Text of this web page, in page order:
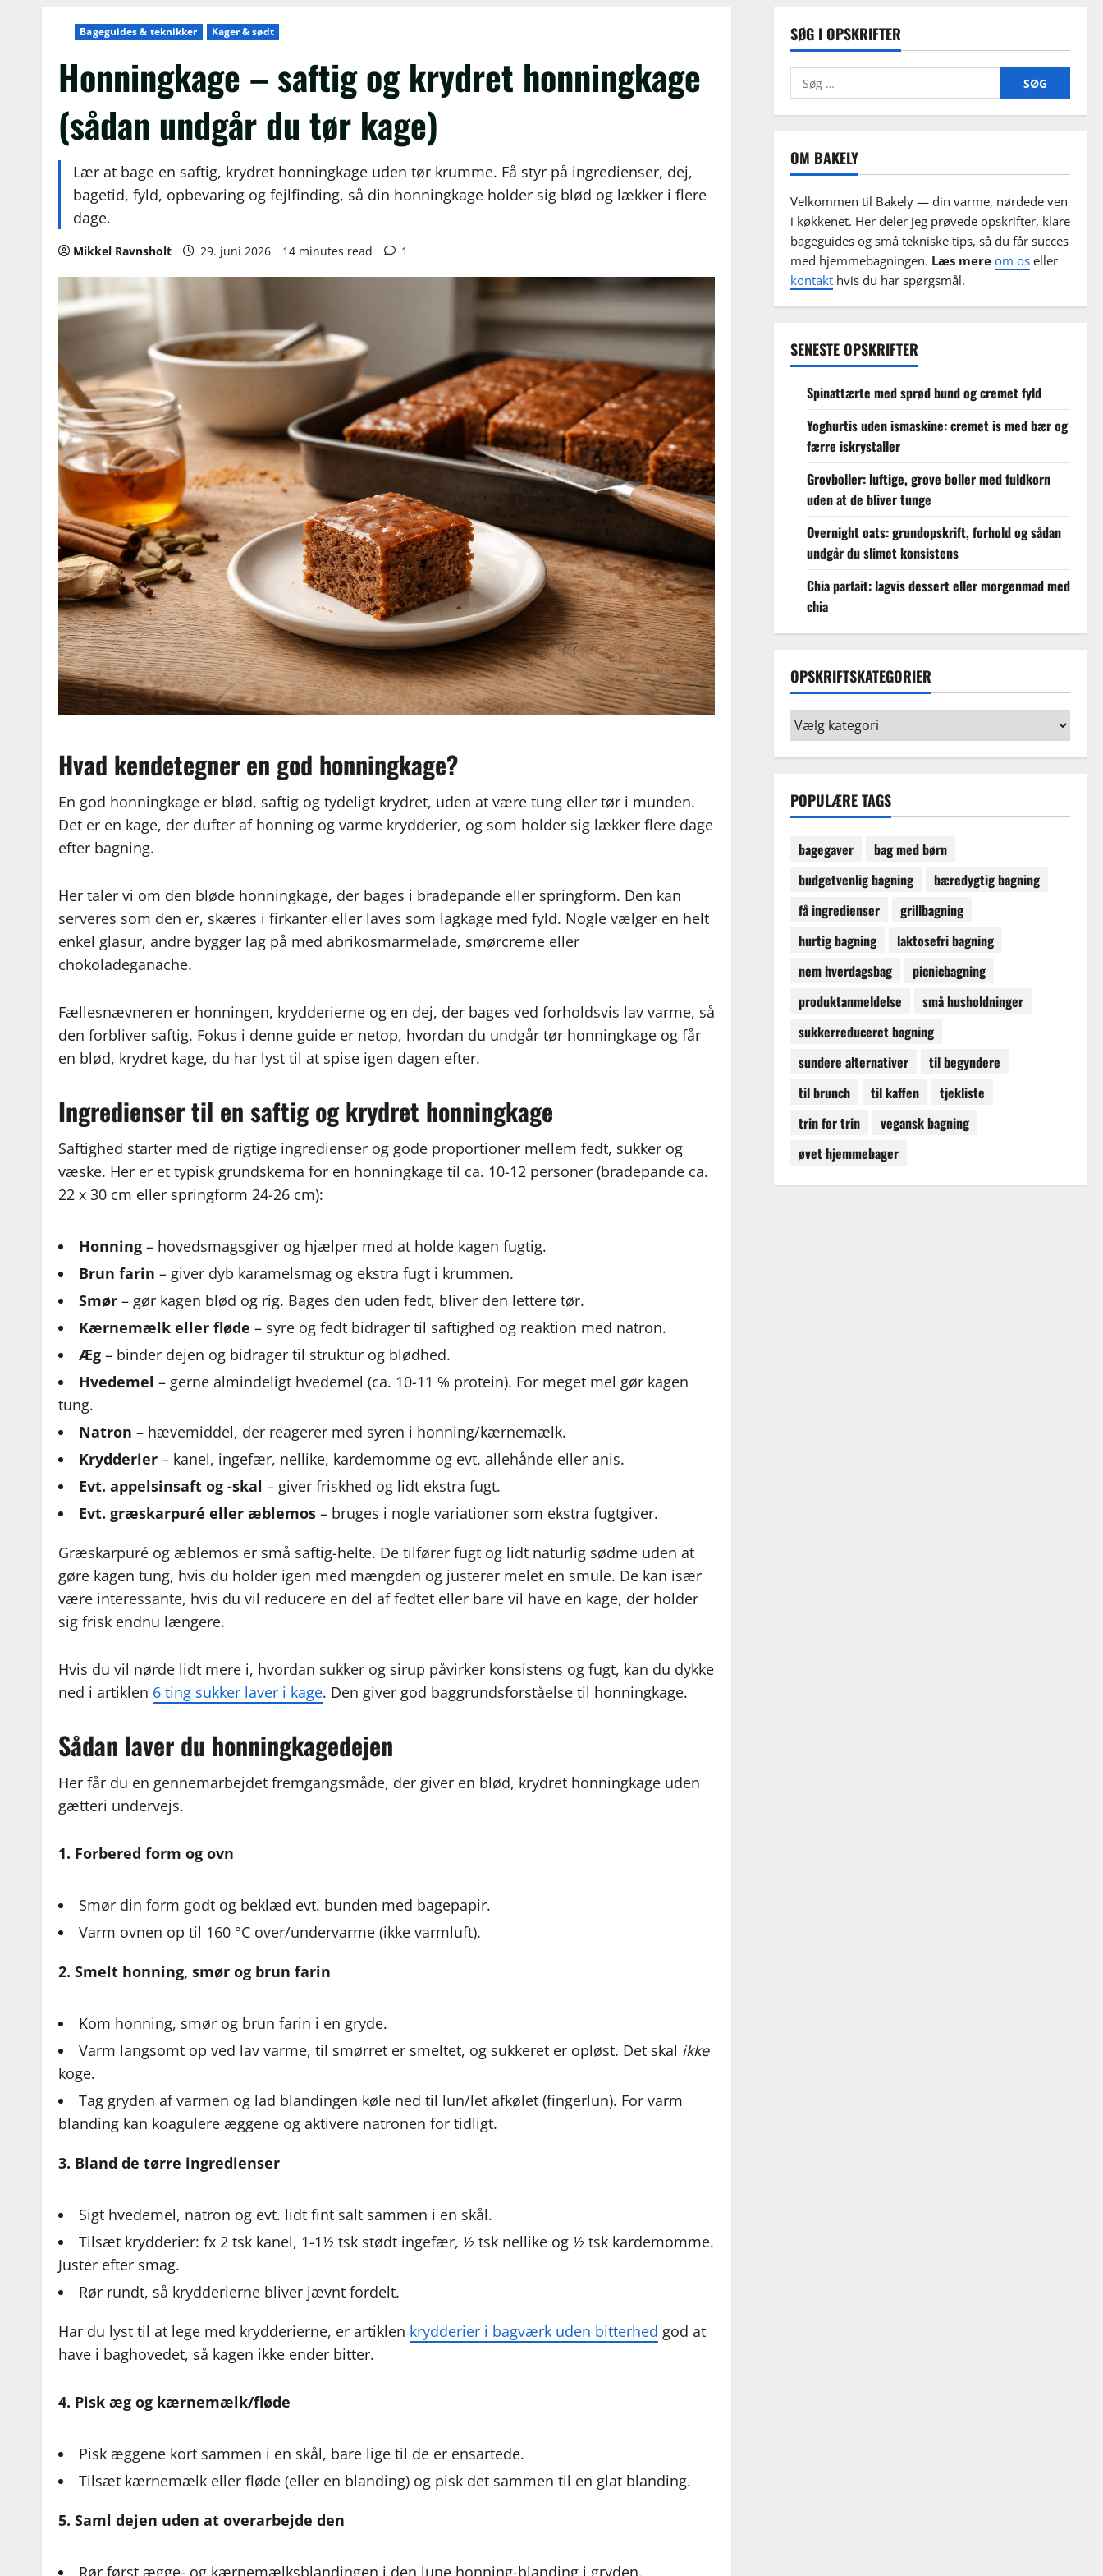
Bageguides & teknikker Kager & sødt
Honningkage – saftig og krydret honningkage
(sådan undgår du tør kage)
Lær at bage en saftig, krydret honningkage uden tør krumme. Få styr på ingredienser, dej,
bagetid, fyld, opbevaring og fejlfinding, så din honningkage holder sig blød og lækker i flere
dage.
Mikkel Ravnsholt 29. juni 2026 14 minutes read 1
Hvad kendetegner en god honningkage?
En god honningkage er blød, saftig og tydeligt krydret, uden at være tung eller tør i munden.
Det er en kage, der dufter af honning og varme krydderier, og som holder sig lækker flere dage
efter bagning.
Her taler vi om den bløde honningkage, der bages i bradepande eller springform. Den kan
serveres som den er, skæres i firkanter eller laves som lagkage med fyld. Nogle vælger en helt
enkel glasur, andre bygger lag på med abrikosmarmelade, smørcreme eller
chokoladeganache.
Fællesnævneren er honningen, krydderierne og en dej, der bages ved forholdsvis lav varme, så
den forbliver saftig. Fokus i denne guide er netop, hvordan du undgår tør honningkage og får
en blød, krydret kage, du har lyst til at spise igen dagen efter.
Ingredienser til en saftig og krydret honningkage
Saftighed starter med de rigtige ingredienser og gode proportioner mellem fedt, sukker og
væske. Her er et typisk grundskema for en honningkage til ca. 10-12 personer (bradepande ca.
22 x 30 cm eller springform 24-26 cm):
Honning – hovedsmagsgiver og hjælper med at holde kagen fugtig.
Brun farin – giver dyb karamelsmag og ekstra fugt i krummen.
Smør – gør kagen blød og rig. Bages den uden fedt, bliver den lettere tør.
Kærnemælk eller fløde – syre og fedt bidrager til saftighed og reaktion med natron.
Æg – binder dejen og bidrager til struktur og blødhed.
Hvedemel – gerne almindeligt hvedemel (ca. 10-11 % protein). For meget mel gør kagen
tung.
Natron – hævemiddel, der reagerer med syren i honning/kærnemælk.
Krydderier – kanel, ingefær, nellike, kardemomme og evt. allehånde eller anis.
Evt. appelsinsaft og -skal – giver friskhed og lidt ekstra fugt.
Evt. græskarpuré eller æblemos – bruges i nogle variationer som ekstra fugtgiver.
Græskarpuré og æblemos er små saftig-helte. De tilfører fugt og lidt naturlig sødme uden at
gøre kagen tung, hvis du holder igen med mængden og justerer melet en smule. De kan især
være interessante, hvis du vil reducere en del af fedtet eller bare vil have en kage, der holder
sig frisk endnu længere.
Hvis du vil nørde lidt mere i, hvordan sukker og sirup påvirker konsistens og fugt, kan du dykke
ned i artiklen 6 ting sukker laver i kage. Den giver god baggrundsforståelse til honningkage.
Sådan laver du honningkagedejen
Her får du en gennemarbejdet fremgangsmåde, der giver en blød, krydret honningkage uden
gætteri undervejs.
1. Forbered form og ovn
Smør din form godt og beklæd evt. bunden med bagepapir.
Varm ovnen op til 160 °C over/undervarme (ikke varmluft).
2. Smelt honning, smør og brun farin
Kom honning, smør og brun farin i en gryde.
Varm langsomt op ved lav varme, til smørret er smeltet, og sukkeret er opløst. Det skal ikke
koge.
Tag gryden af varmen og lad blandingen køle ned til lun/let afkølet (fingerlun). For varm
blanding kan koagulere æggene og aktivere natronen for tidligt.
3. Bland de tørre ingredienser
Sigt hvedemel, natron og evt. lidt fint salt sammen i en skål.
Tilsæt krydderier: fx 2 tsk kanel, 1-1½ tsk stødt ingefær, ½ tsk nellike og ½ tsk kardemomme.
Juster efter smag.
Rør rundt, så krydderierne bliver jævnt fordelt.
Har du lyst til at lege med krydderierne, er artiklen krydderier i bagværk uden bitterhed god at
have i baghovedet, så kagen ikke ender bitter.
4. Pisk æg og kærnemælk/fløde
Pisk æggene kort sammen i en skål, bare lige til de er ensartede.
Tilsæt kærnemælk eller fløde (eller en blanding) og pisk det sammen til en glat blanding.
5. Saml dejen uden at overarbejde den
SØG I OPSKRIFTER
Søg
efter:
OM BAKELY
Velkommen til Bakely — din varme, nørdede ven
i køkkenet. Her deler jeg prøvede opskrifter, klare
bageguides og små tekniske tips, så du får succes
med hjemmebagningen. Læs mere om oseller
kontakthvis du har spørgsmål.
SENESTE OPSKRIFTER
Spinattærte med sprød bund og cremet fyld
Yoghurtis uden ismaskine: cremet is med bær og
færre iskrystaller
Grovboller: luftige, grove boller med fuldkorn
uden at de bliver tunge
Overnight oats: grundopskrift, forhold og sådan
undgår du slimet konsistens
Chia parfait: lagvis dessert eller morgenmad med
chia
OPSKRIFTSKATEGORIER
Opskriftskategorier
POPULÆRE TAGS
bagegaver
bag med børn
budgetvenlig bagning
bæredygtig bagning
få ingredienser
grillbagning
hurtig bagning
laktosefri bagning
nem hverdagsbag
picnicbagning
produktanmeldelse
små husholdninger
sukkerreduceret bagning
sundere alternativer
til begyndere
til brunch
til kaffen
tjekliste
trin for trin
vegansk bagning
øvet hjemmebager